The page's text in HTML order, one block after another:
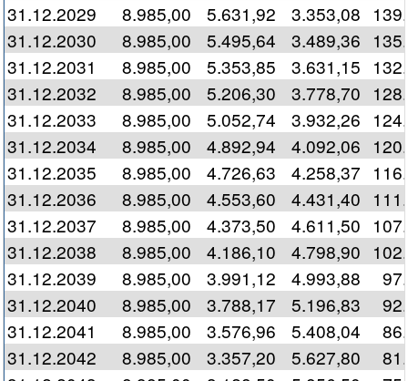
31.12.2029
8.985,00 5.631,92 3.353,08
31.12.2030
8.985,00 5.495,64 3.489,36
31.12.2031
8.985,00 5.353,85 3.631,15
31.12.2032
8.985,00 5.206,30 3.778,70
31.12.2033
8.985,00 5.052,74 3.932,26
31.12.2034
8.985,00 4.892,94 4.092,06
31.12.2035
8.985,00 4.726,63 4.258,37
31.12.2036
8.985,00 4.553,60 4.431,40
31.12.2037
8.985,00 4.373,50 4.611,50
31.12.2038
8.985,00 4.186,10 4.798,90
31.12.2039
8.985,00 3.991,12 4.993,88
31.12.2040
8.985,00 3.788,17 5.196,83
31.12.2041
8.985,00 3.576,96 5.408,04
31.12.2042
8.985,00 3.357,20 5.627,80